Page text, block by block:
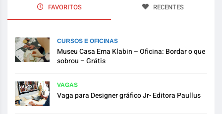
FAVORITOS RECENTES
CURSOS E OFICINAS
Museu Casa Ema Klabin – Oficina: Bordar o que
sobrou – Grátis
VAGAS
Vaga para Designer gráfico Jr- Editora Paullus